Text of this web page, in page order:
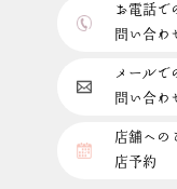
お電話で
問い合わ
メールで
問い合わ
店舗への
店予約